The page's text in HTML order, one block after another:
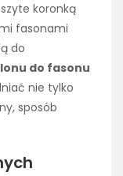
koronką
fasonami
do
do fasonu
nie tylko
sposób